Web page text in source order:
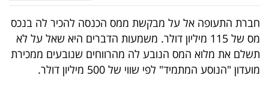
עסקי
ספורט
קריירה
חברת התעופה אל על מבקשת ממס הכנסה להכיר לה בנכס
מס של 115 מיליון דולר. משמעות הדברים היא שאל על לא
תשלם את מלוא המס הנובע לה מהרווחים שנובעים ממכירת
מועדון "הנוסע המתמיד" לפי שווי של 500 מיליון דולר.